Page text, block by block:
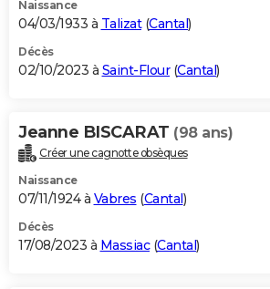
Naissance
04/03/1933 à Talizat(Cantal)
Décès
02/10/2023 à Saint-Flour(Cantal)
Jeanne BISCARAT (98 ans)
Créer une cagnotte obsèques
Naissance
07/11/1924 à Vabres (Cantal )
Décès
17/08/2023 à Massiac(Cantal )